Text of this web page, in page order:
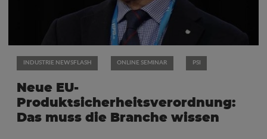
INDUSTRIE NEWSFLASH ONLINE SEMINAR PSI
Neue EU-
Produktsicherheitsverordnung:
Das muss die Branche wissen